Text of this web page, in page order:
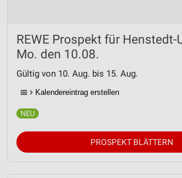
REWE Prospekt für Henstedt-
Mo. den 10.08.
Gültig von 10. Aug. bis 15. Aug.
📅 Kalendereintrag erstellen
PROSPEKT BLÄTTERN